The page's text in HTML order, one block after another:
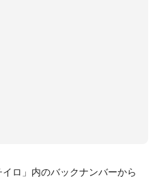
ロ」内のバックナンバーから